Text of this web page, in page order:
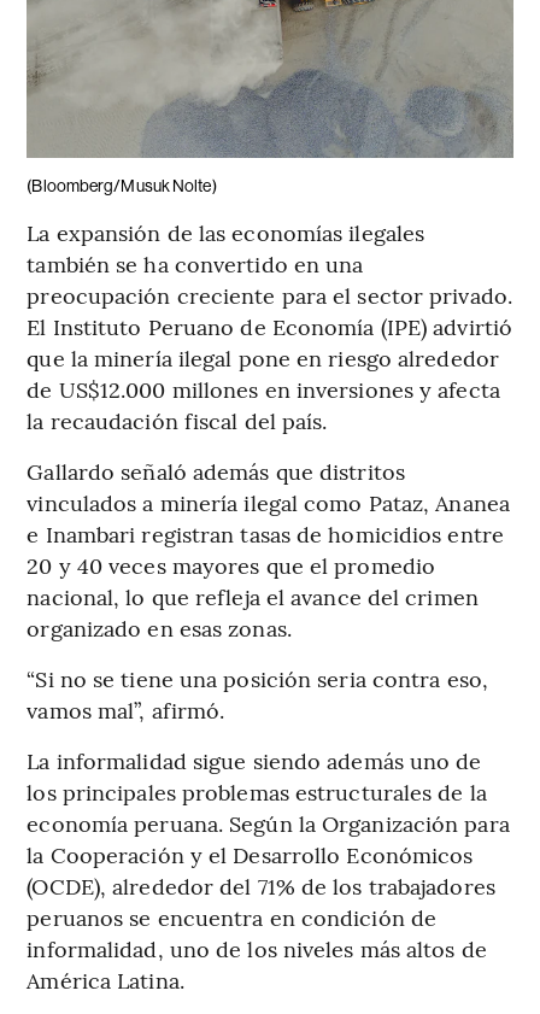
(Bloomberg/Musuk Nolte)
La expansión de las economías ilegales
también se ha convertido en una
preocupación creciente para el sector privado.
El Instituto Peruano de Economía (IPE) advirtió
que la minería ilegal pone en riesgo alrededor
de US$12.000 millones en inversiones y afecta
la recaudación fiscal del país.
Gallardo señaló además que distritos
vinculados a minería ilegal como Pataz, Ananea
e Inambari registran tasas de homicidios entre
20 y 40 veces mayores que el promedio
nacional, lo que refleja el avance del crimen
organizado en esas zonas.
“Si no se tiene una posición seria contra eso,
vamos mal”, afirmó.
La informalidad sigue siendo además uno de
los principales problemas estructurales de la
economía peruana. Según la Organización para
la Cooperación y el Desarrollo Económicos
(OCDE), alrededor del 71% de los trabajadores
peruanos se encuentra en condición de
informalidad, uno de los niveles más altos de
América Latina.